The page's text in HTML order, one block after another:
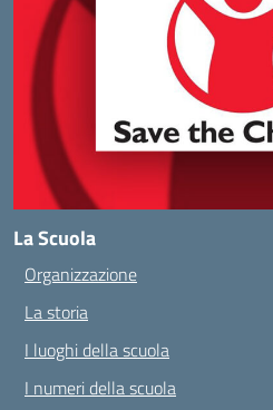
La Scuola
Organizzazione
La storia
I luoghi della scuola
I numeri della scuola